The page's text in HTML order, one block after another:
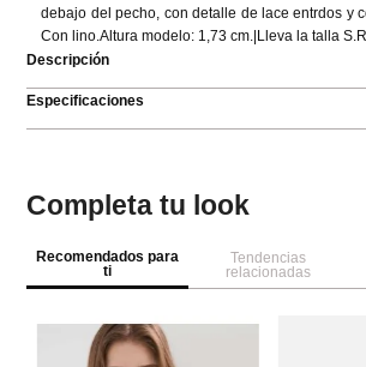
debajo del pecho, con detalle de lace entrdos y
Con lino.Altura modelo: 1,73 cm.|Lleva la talla
Descripción
Especificaciones
Completa tu look
Recomendados para
ti
Tendencias
relacionadas